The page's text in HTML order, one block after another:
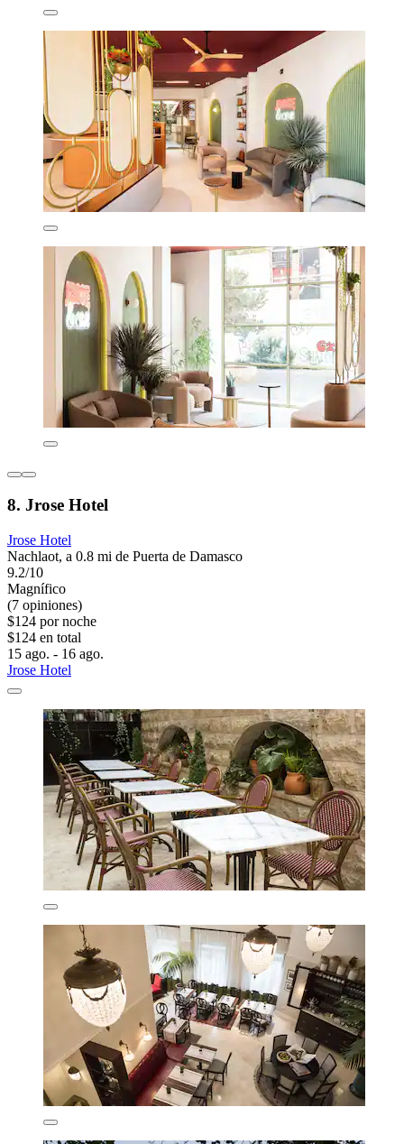
8. Jrose Hotel
Jrose Hotel
Nachlaot, a 0.8 mi de Puerta de Damasco
9.2/10
Magnífico
(7 opiniones)
$124 por noche
$124 en total
15 ago. - 16 ago.
Jrose Hotel